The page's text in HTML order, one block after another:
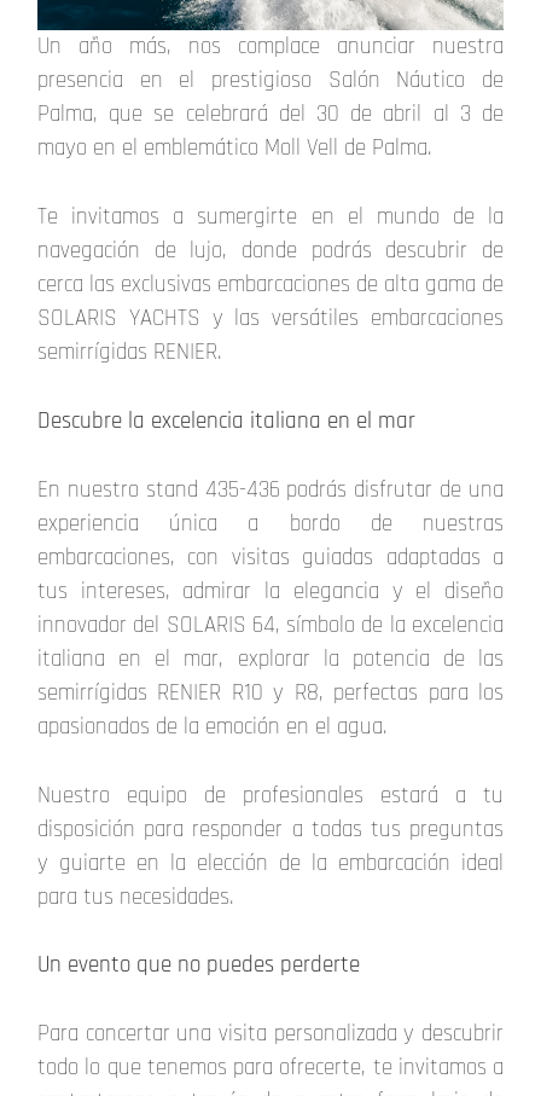
Un año más, nos complace anunciar nuestra
presencia en el prestigioso Salón Náutico de
Palma, que se celebrará del 30 de abril al 3 de
mayo en el emblemático Moll Vell de Palma.
Te invitamos a sumergirte en el mundo de la
navegación de lujo, donde podrás descubrir de
cerca las exclusivas embarcaciones de alta gama de
SOLARIS YACHTS y las versátiles embarcaciones
semirrígidas RENIER.
Descubre la excelencia italiana en el mar
En nuestro stand 435-436 podrás disfrutar de una
experiencia única a bordo de nuestras
embarcaciones, con visitas guiadas adaptadas a
tus intereses, admirar la elegancia y el diseño
innovador del SOLARIS 64, símbolo de la excelencia
italiana en el mar, explorar la potencia de las
semirrígidas RENIER R10 y R8, perfectas para los
apasionados de la emoción en el agua.
Nuestro equipo de profesionales estará a tu
disposición para responder a todas tus preguntas
y guiarte en la elección de la embarcación ideal
para tus necesidades.
Un evento que no puedes perderte
Para concertar una visita personalizada y descubrir
todo lo que tenemos para ofrecerte, te invitamos a